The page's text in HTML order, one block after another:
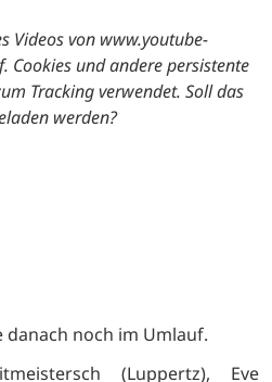
Videos von www.youtube-
Cookies und andere persistente
Tracking verwendet. Soll das
werden?
danach noch im Umlauf.
(Luppertz), Eve